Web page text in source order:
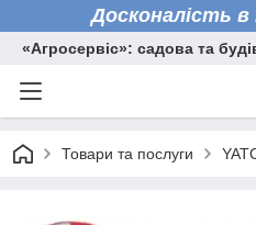
Досконалість в
«Агросервіс»: садова та
Товари та послуги